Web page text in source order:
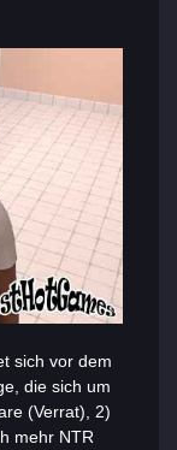
sich vor dem
die sich um
(Verrat), 2)
mehr NTR